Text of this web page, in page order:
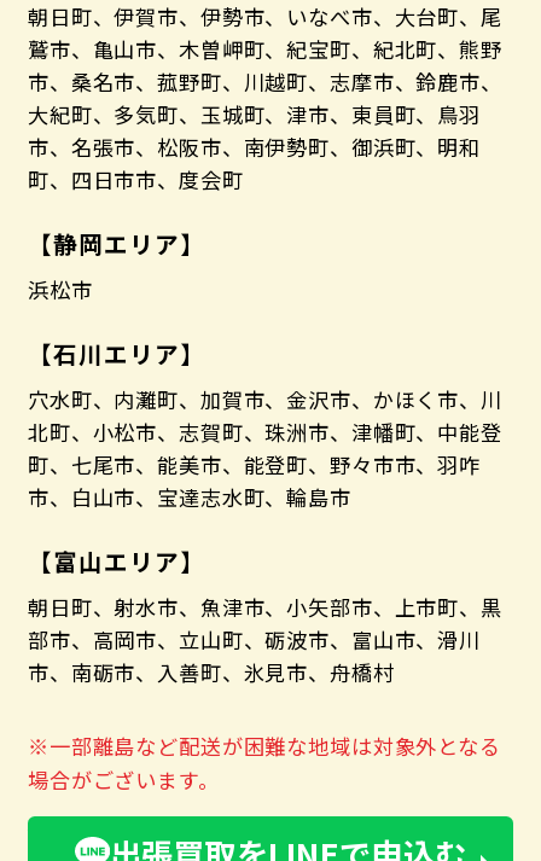
朝日町、伊賀市、伊勢市、いなべ市、大台町、尾
鷲市、亀山市、木曽岬町、紀宝町、紀北町、熊野
市、桑名市、菰野町、川越町、志摩市、鈴鹿市、
大紀町、多気町、玉城町、津市、東員町、鳥羽
市、名張市、松阪市、南伊勢町、御浜町、明和
町、四日市市、度会町
【静岡エリア】
浜松市
【石川エリア】
穴水町、内灘町、加賀市、金沢市、かほく市、川
北町、小松市、志賀町、珠洲市、津幡町、中能登
町、七尾市、能美市、能登町、野々市市、羽咋
市、白山市、宝達志水町、輪島市
【富山エリア】
朝日町、射水市、魚津市、小矢部市、上市町、黒
部市、高岡市、立山町、砺波市、富山市、滑川
市、南砺市、入善町、氷見市、舟橋村
※一部離島など配送が困難な地域は対象外となる
場合がございます。